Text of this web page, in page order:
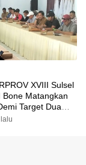
XVIII Sulsel
Bone Matangkan
Target Dua